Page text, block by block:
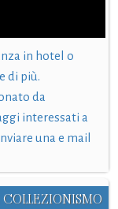
in hotel o
di più.
da
interessati a
una e mail
COLLEZIONISMO